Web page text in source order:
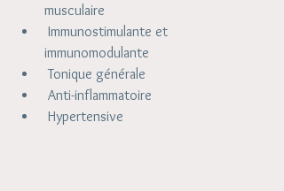
musculaire
immunomodulante
Tonique générale
Anti-inflammatoire
Hypertensive